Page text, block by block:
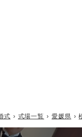
式 式場一覧 愛媛県